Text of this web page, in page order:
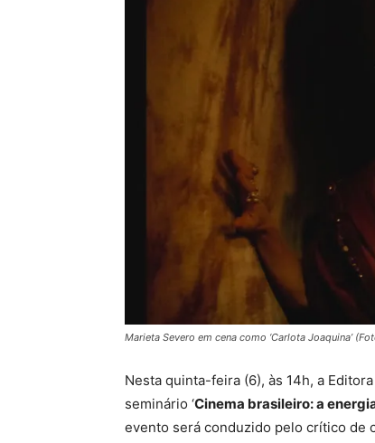
Marieta Severo em cena como ‘Carlota Joaquina’
Nesta quinta-feira (6), às 14h, a
seminário ‘Cinema brasileiro: a
evento será conduzido pelo crítico de